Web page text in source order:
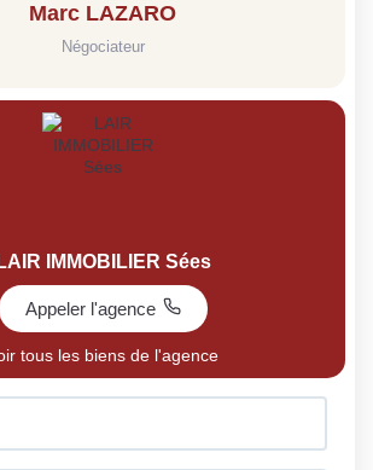
Marc LAZARO
Négociateur
LAIR IMMOBILIER Sées
Appeler l'agence
tous les biens de l'agence